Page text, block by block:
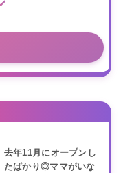
去年11月にオープンし
たばかり◎ママがいな